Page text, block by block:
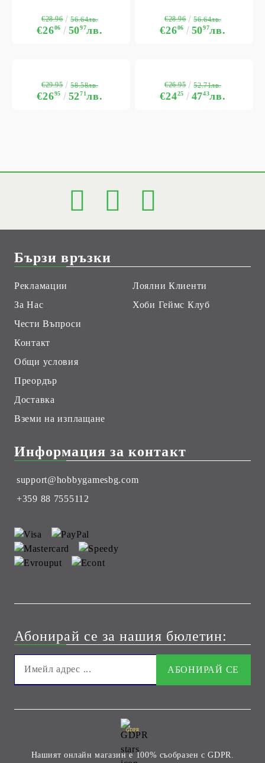
€2606 5097лв.
€28.96 56.64лв.
€2606 5097лв.
€28.96 56.64лв.
€2695 5271лв.
€29.95 58.58лв.
€2425 4743лв.
€26.95 52.71лв.
Бързи връзки
Рекламации
За Нас
Чести Въпроси
Контакт
Общи условия
Преордър
Доставка
Вземи на изплащане
Лоялни Клиенти
Хоби Геймс Клуб
Информация за контакт
support@hobbygamesbg.com
+359 88 7555112
Абонирай се за нашия бюлетин:
GDPR
Нашият онлайн магазин е 100% съобразен с GDPR.